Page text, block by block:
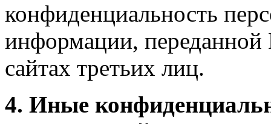
конфиденциальность
информации, переданной
сайтах третьих лиц.
4. Иные